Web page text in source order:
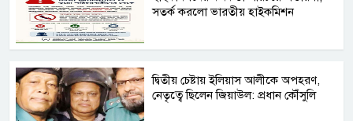
সতর্ক করলো ভারতীয় হাইকমিশন
দ্বিতীয় চেষ্টায় ইলিয়াস আলীকে অপহরণ,
নেতৃত্বে ছিলেন জিয়াউল: প্রধান কৌঁসুলি